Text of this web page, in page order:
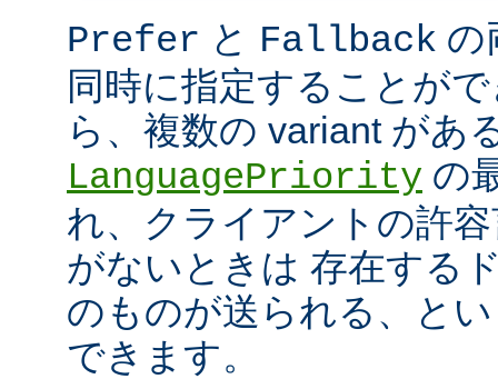
Prefer と Fallback の
同時に指定することが
ら、複数の variant があ
LanguagePriority の
れ、クライアントの許
がないときは 存在する
のものが送られる、と
できます。